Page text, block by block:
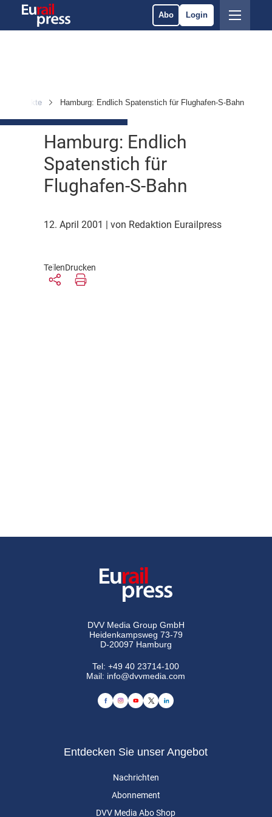
Abo Login
& Märkte Hamburg: Endlich Spatenstich für Flughafen-S-Bahn
Hamburg: Endlich
Spatenstich für
Flughafen-S-Bahn
12. April 2001 | von Redaktion Eurailpress
TeilenDrucken
DVV Media Group GmbH
Heidenkampsweg 73-79
D-20097 Hamburg
Tel:+49 40 23714-100
Mail: info@dvvmedia.com
Entdecken Sie unser Angebot
Nachrichten
Abonnement
DVV Media Abo Shop